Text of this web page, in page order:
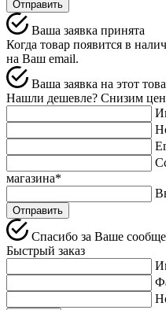
Отправить
Ваша заявка принята
Когда товар появится в
на Ваш email.
Ваша заявка на этот
Нашли дешевле? Снизим
магазина*
Спасибо за Ваше
Быстрый заказ